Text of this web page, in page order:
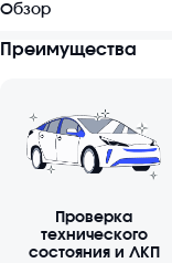
Обзор
Преимущества
Проверка
технического
состояния и ЛКП